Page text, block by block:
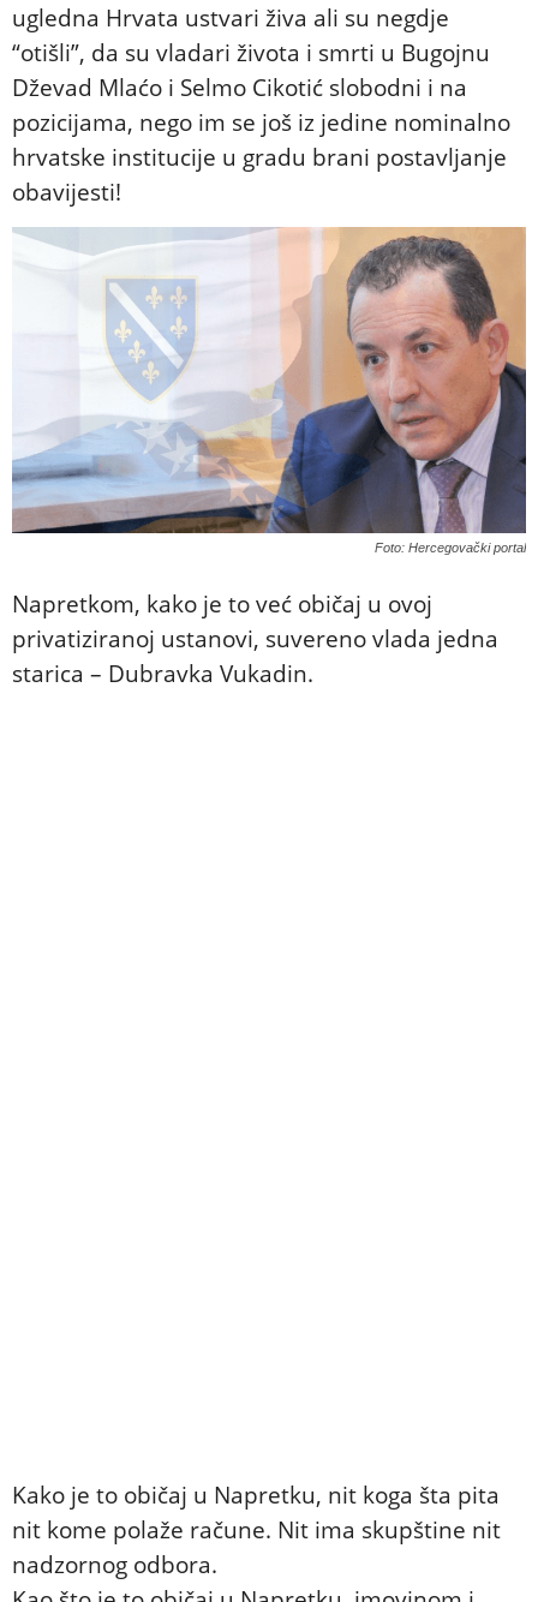
ugledna Hrvata ustvari živa ali su negdje
“otišli”, da su vladari života i smrti u Bugojnu
Dževad Mlaćo i Selmo Cikotić slobodni i na
pozicijama, nego im se još iz jedine nominalno
hrvatske institucije u gradu brani postavljanje
obavijesti!
Foto: Hercegovački portal
Napretkom, kako je to već običaj u ovoj
privatiziranoj ustanovi, suvereno vlada jedna
starica – Dubravka Vukadin.
Kako je to običaj u Napretku, nit koga šta pita
nit kome polaže račune. Nit ima skupštine nit
nadzornog odbora.